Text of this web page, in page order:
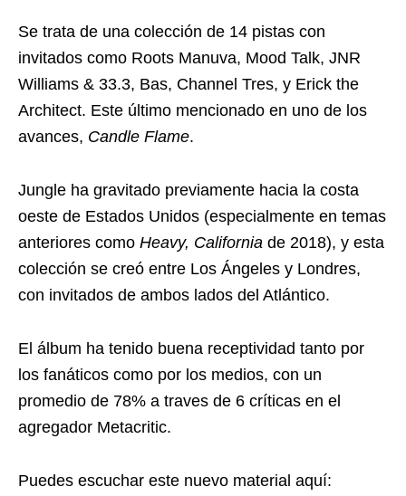
Se trata de una colección de 14 pistas con
invitados como Roots Manuva, Mood Talk, JNR
Williams & 33.3, Bas, Channel Tres, y Erick the
Architect. Este último mencionado en uno de los
avances, Candle Flame.
Jungle ha gravitado previamente hacia la costa
oeste de Estados Unidos (especialmente en temas
anteriores como Heavy, California de 2018), y esta
colección se creó entre Los Ángeles y Londres,
con invitados de ambos lados del Atlántico.
El álbum ha tenido buena receptividad tanto por
los fanáticos como por los medios, con un
promedio de 78% a traves de 6 críticas en el
agregador Metacritic.
Puedes escuchar este nuevo material aquí: